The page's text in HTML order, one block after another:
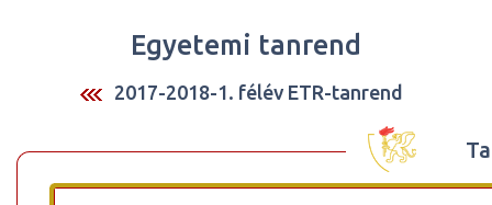
Egyetemi tanrend
2017-2018-1. félév ETR-tanrend